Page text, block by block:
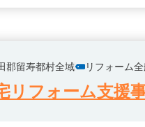
郡留寿都村全域 リフォーム
リフォーム支援